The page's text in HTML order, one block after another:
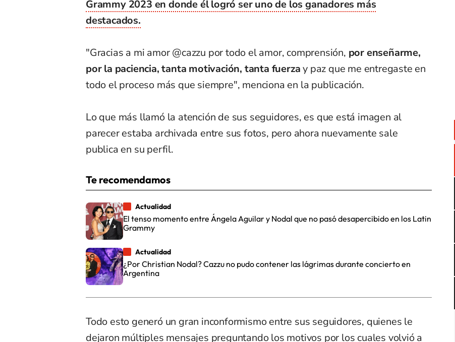
Grammy 2023 en donde él logró ser uno de los ganadores más
destacados.
"Gracias a mi amor @cazzu por todo el amor, comprensión, por enseñarme,
por la paciencia, tanta motivación, tanta fuerzay paz que me entregaste en
todo el proceso más que siempre", menciona en la publicación.
Lo que más llamó la atención de sus seguidores, es que está imagen al
parecer estaba archivada entre sus fotos, pero ahora nuevamente sale
publica en su perfil.
Te recomendamos
Actualidad
El tenso momento entre Ángela Aguilar y Nodal que no pasó desapercibido en los Latin
Grammy
Actualidad
¿Por Christian Nodal? Cazzu no pudo contener las lágrimas durante concierto en
Argentina
Todo esto generó un gran inconformismo entre sus seguidores, quienes le
dejaron múltiples mensajes preguntando los motivos por los cuales volvió a